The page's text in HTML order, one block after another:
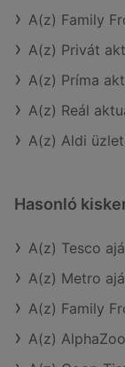
A(z) Family
A(z) Privát
A(z) Príma
A(z) Reál
A(z) Aldi
Hasonló
A(z) Tesco
A(z) Metro
A(z) Family
A(z)